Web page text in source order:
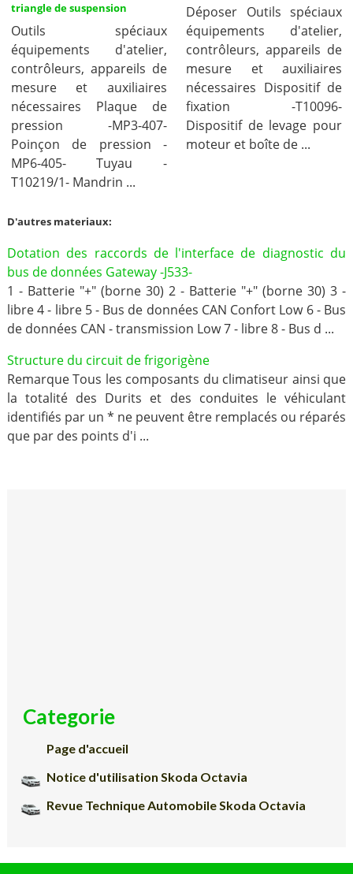
triangle de suspension
Outils spéciaux
équipements d'atelier,
contrôleurs, appareils de
mesure et auxiliaires
nécessaires Plaque de
pression -MP3-407-
Poinçon de pression -
MP6-405- Tuyau -
T10219/1- Mandrin ...
Déposer Outils spéciaux
équipements d'atelier,
contrôleurs, appareils de
mesure et auxiliaires
nécessaires Dispositif de
fixation -T10096-
Dispositif de levage pour
moteur et boîte de ...
D'autres materiaux:
Dotation des raccords de l'interface de diagnostic du
bus de données Gateway -J533-
1 - Batterie "+" (borne 30) 2 - Batterie "+" (borne 30) 3 -
libre 4 - libre 5 - Bus de données CAN Confort Low 6 - Bus
de données CAN - transmission Low 7 - libre 8 - Bus d ...
Structure du circuit de frigorigène
Remarque Tous les composants du climatiseur ainsi que
la totalité des Durits et des conduites le véhiculant
identifiés par un * ne peuvent être remplacés ou réparés
que par des points d'i ...
Categorie
Page d'accueil
Notice d'utilisation Skoda Octavia
Revue Technique Automobile Skoda Octavia